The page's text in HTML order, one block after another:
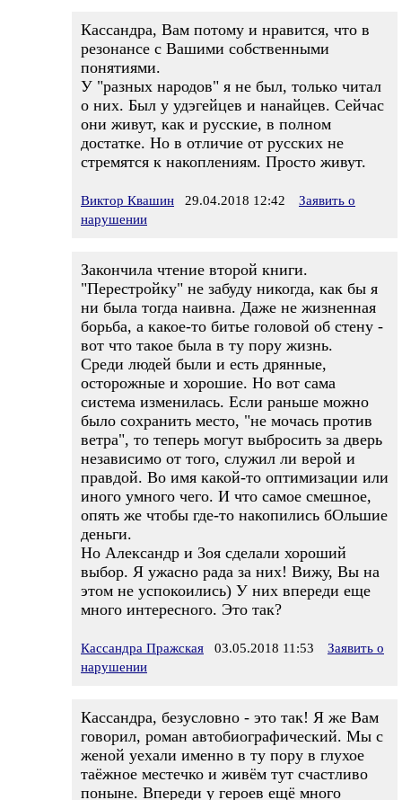
Кассандра, Вам потому и нравится, что в
резонансе с Вашими собственными
понятиями.
У "разных народов" я не был, только читал
о них. Был у удэгейцев и нанайцев. Сейчас
они живут, как и русские, в полном
достатке. Но в отличие от русских не
стремятся к накоплениям. Просто живут.
Виктор Квашин 29.04.2018 12:42
Заявить о
нарушении
Закончила чтение второй книги.
"Перестройку" не забуду никогда, как бы я
ни была тогда наивна. Даже не жизненная
борьба, а какое-то битье головой об стену -
вот что такое была в ту пору жизнь.
Среди людей были и есть дрянные,
осторожные и хорошие. Но вот сама
система изменилась. Если раньше можно
было сохранить место, "не мочась против
ветра", то теперь могут выбросить за дверь
независимо от того, служил ли верой и
правдой. Во имя какой-то оптимизации или
иного умного чего. И что самое смешное,
опять же чтобы где-то накопились бОльшие
деньги.
Но Александр и Зоя сделали хороший
выбор. Я ужасно рада за них! Вижу, Вы на
этом не успокоились) У них впереди еще
много интересного. Это так?
Кассандра Пражская 03.05.2018 11:53
Заявить о
нарушении
Кассандра, безусловно - это так! Я же Вам
говорил, роман автобиографический. Мы с
женой уехали именно в ту пору в глухое
таёжное местечко и живём тут счастливо
поныне. Впереди у героев ещё много